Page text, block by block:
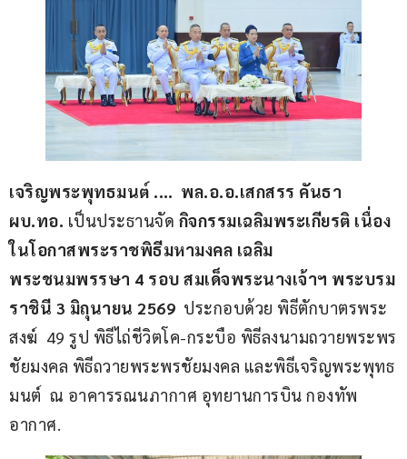
เจริญพระพุทธมนต์ .… พล.อ.อ.เสกสรร คันธา
ผบ.ทอ. เป็นประธานจัด กิจกรรมเฉลิมพระเกียรติ เนื่อง
ในโอกาสพระราชพิธีมหามงคล เฉลิม
พระชนมพรรษา 4 รอบ สมเด็จพระนางเจ้าฯ พระบรม
ราชินี 3 มิถุนายน 2569 ประกอบด้วย พิธีตักบาตรพระ
สงฆ์  49 รูป พิธีไถ่ชีวิตโค-กระบือ พิธีลงนามถวายพระพร
ชัยมงคล พิธีถวายพระพรชัยมงคล และพิธีเจริญพระพุทธ
มนต์  ณ อาคารรณนภากาศ อุทยานการบิน กองทัพ
อากาศ.